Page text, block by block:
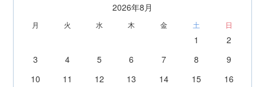
2026年8月
月 火 水 木 金 土 日
1
2
3
4 5 6 7 8
9
10
11 12 13 14 15
16